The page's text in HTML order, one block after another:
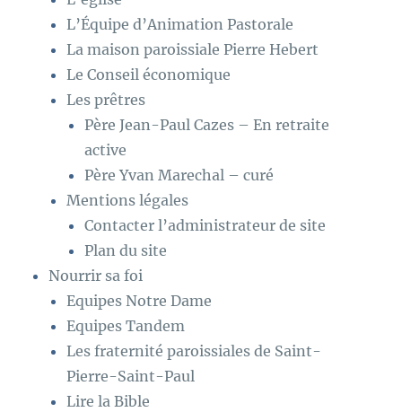
L’Équipe d’Animation Pastorale
La maison paroissiale Pierre Hebert
Le Conseil économique
Les prêtres
Père Jean-Paul Cazes – En retraite
active
Père Yvan Marechal – curé
Mentions légales
Contacter l’administrateur de site
Plan du site
Nourrir sa foi
Equipes Notre Dame
Equipes Tandem
Les fraternité paroissiales de Saint-
Pierre-Saint-Paul
Lire la Bible